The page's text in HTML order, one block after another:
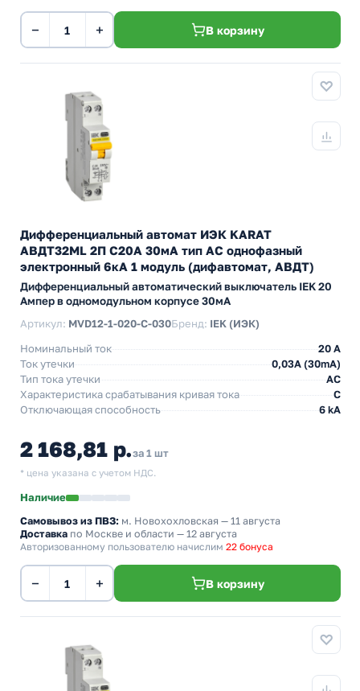
− + В корзину
Дифференциальный автомат ИЭК KARAT
АВДТ32МL 2П С20А 30мА тип АС однофазный
электронный 6кА 1 модуль (дифавтомат, АВДТ)
Дифференциальный автоматический выключатель IEK 20
Ампер в одномодульном корпусе 30мА
Артикул: MVD12-1-020-C-030Бренд: IEK (ИЭК)
Номинальный ток
20 А
Ток утечки
0,03A (30mA)
Тип тока утечки
AC
Характеристика срабатывания кривая тока
C
Отключающая способность
6 kA
2 168,81 р.за 1 шт
* цена указана с учетом НДС.
Наличие
Самовывоз из ПВЗ: м. Новохохловская — 11 августа
Доставка по Москве и области — 12 августа
Авторизованному пользователю начислим 22 бонуса
− + В корзину